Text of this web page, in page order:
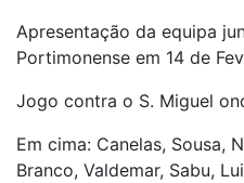
Apresentação da equipa
Portimonense em 14 de
Jogo contra o S. Miguel
Em cima: Canelas, Sousa,
Branco, Valdemar, Sabu,